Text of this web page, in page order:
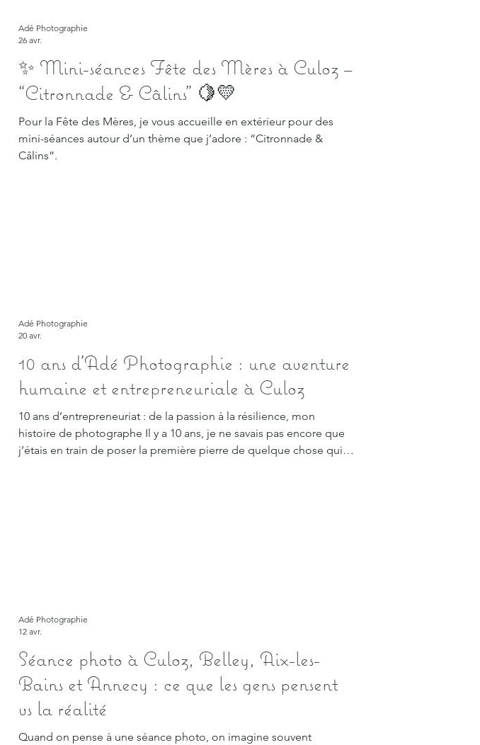
✨ Mini-séances Fête des Mères à Culoz –
“Citronnade & Câlins” 🍋💛
Pour la Fête des Mères, je vous accueille en extérieur pour des
mini-séances autour d’un thème que j’adore : “Citronnade &
Câlins”.
Adé Photographie
26 avr.
10 ans d’Adé Photographie : une aventure
humaine et entrepreneuriale à Culoz
10 ans d’entrepreneuriat : de la passion à la résilience, mon
histoire de photographe Il y a 10 ans, je ne savais pas encore que
j’étais en train de poser la première pierre de quelque chose qui
Adé Photographie
20 avr.
Séance photo à Culoz, Belley, Aix-les-
Bains et Annecy : ce que les gens pensent
vs la réalité
Quand on pense à une séance photo, on imagine souvent
Adé Photographie
12 avr.